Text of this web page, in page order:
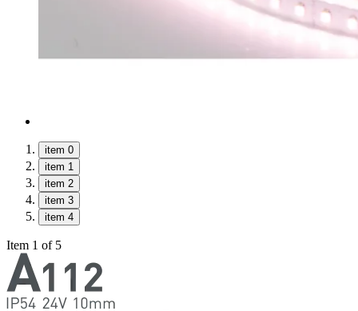
item 0
item 1
item 2
item 3
item 4
Item 1 of 5